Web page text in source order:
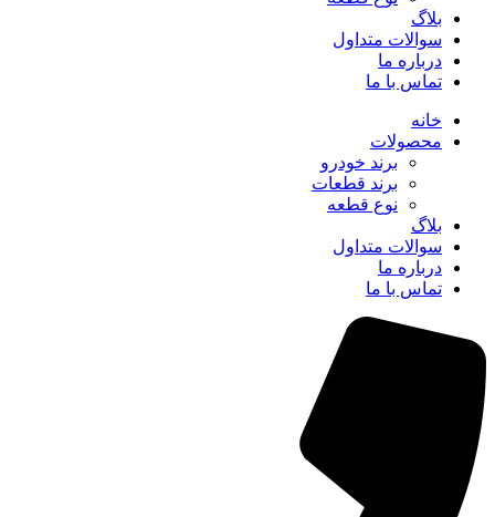
بلاگ
سوالات متداول
درباره ما
تماس با ما
خانه
محصولات
برند خودرو
برند قطعات
نوع قطعه
بلاگ
سوالات متداول
درباره ما
تماس با ما